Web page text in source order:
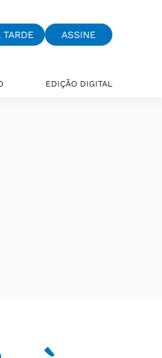
ASSINE
EDIÇÃO DIGITAL